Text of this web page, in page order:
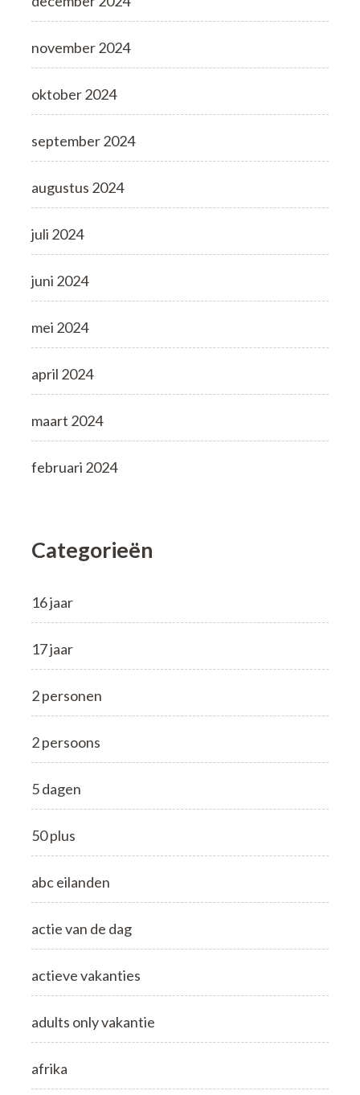
november 2024
oktober 2024
september 2024
augustus 2024
juli 2024
juni 2024
mei 2024
april 2024
maart 2024
februari 2024
Categorieën
16 jaar
17 jaar
2 personen
2 persoons
5 dagen
50 plus
abc eilanden
actie van de dag
actieve vakanties
adults only vakantie
afrika